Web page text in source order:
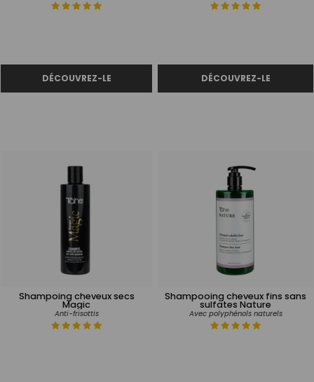
Shampoing cheveux secs
Magic
Anti-frisottis
Shampooing cheveux fins sans
sulfates Nature
Avec polyphénols naturels